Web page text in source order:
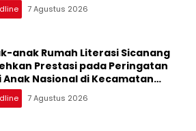
7 Agustus 2026
anak Rumah Literasi Sicanang
Prestasi pada Peringatan
Anak Nasional di Kecamatan
Belawan
7 Agustus 2026